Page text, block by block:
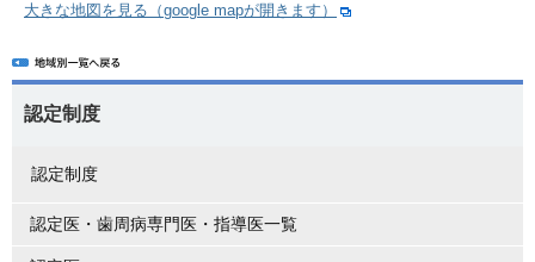
大きな地図を見る（google mapが開きます）
認定制度
認定制度
認定医・歯周病専門医・指導医一覧